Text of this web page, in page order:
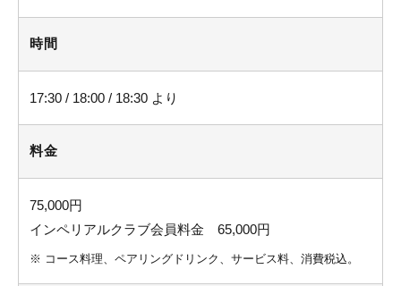
時間
17:30 / 18:00 / 18:30 より
料金
75,000円
インペリアルクラブ会員料金 65,000円
※ コース料理、ペアリングドリンク、サービス料、消費税込。